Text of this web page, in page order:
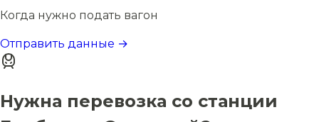
Когда нужно подать вагон
Отправить данные →
Нужна перевозка со станции